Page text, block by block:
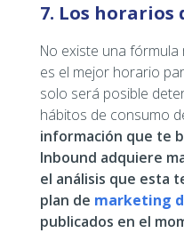
7. Los horarios
No existe una
es el mejor horario
solo será posible
hábitos de consumo
información que te
Inbound adquiere
el análisis que esta
plan de marketing
publicados en el